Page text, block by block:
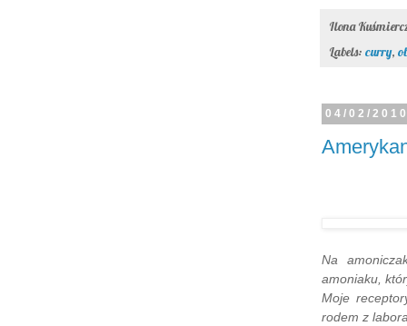
Ilona
Labels: curry,
04/02/
Na amoni
amoniaku,
Moje
rodem z